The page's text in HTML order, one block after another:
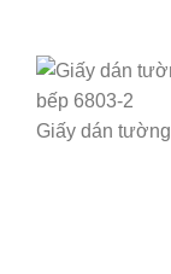
Giấy dán